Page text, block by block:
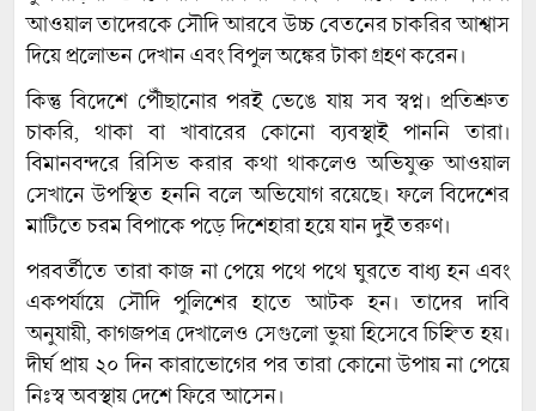
আওয়াল তাদেরকে সৌদি আরবে উচ্চ বেতনের চাকরির আশ্বাস
দিয়ে প্রলোভন দেখান এবং বিপুল অঙ্কের টাকা গ্রহণ করেন।
কিন্তু বিদেশে পৌঁছানোর পরই ভেঙে যায় সব স্বপ্ন। প্রতিশ্রুত
চাকরি, থাকা বা খাবারের কোনো ব্যবস্থাই পাননি তারা।
বিমানবন্দরে রিসিভ করার কথা থাকলেও অভিযুক্ত আওয়াল
সেখানে উপস্থিত হননি বলে অভিযোগ রয়েছে। ফলে বিদেশের
মাটিতে চরম বিপাকে পড়ে দিশেহারা হয়ে যান দুই তরুণ।
পরবর্তীতে তারা কাজ না পেয়ে পথে পথে ঘুরতে বাধ্য হন এবং
একপর্যায়ে সৌদি পুলিশের হাতে আটক হন। তাদের দাবি
অনুযায়ী, কাগজপত্র দেখালেও সেগুলো ভুয়া হিসেবে চিহ্নিত হয়।
দীর্ঘ প্রায় ২০ দিন কারাভোগের পর তারা কোনো উপায় না পেয়ে
নিঃস্ব অবস্থায় দেশে ফিরে আসেন।